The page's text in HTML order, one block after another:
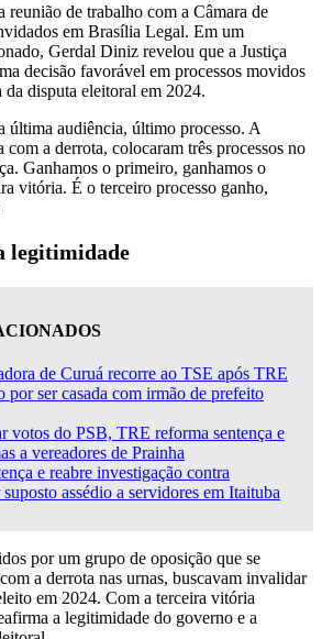
reunião de trabalho com a Câmara de
em Brasília Legal. Em um
Gerdal Diniz revelou que a Justiça
decisão favorável em processos movidos
disputa eleitoral em 2024.
última audiência, último processo. A
a derrota, colocaram três processos no
Ganhamos o primeiro, ganhamos o
vitória. É o terceiro processo ganho,
legitimidade
de Curuá recorre ao TSE após TRE
por ser casada com irmão de prefeito
votos do PSB, TRE reforma sentença e
a vereadores de Prainha
e reabre investigação contra
assédio a servidores em Itaituba
por um grupo de oposição que se
a derrota nas urnas, buscavam invalidar
em 2024. Com a terceira vitória
a legitimidade do governo e a